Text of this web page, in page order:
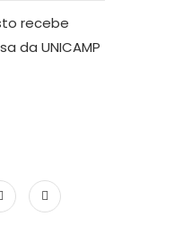
recebe
da UNICAMP